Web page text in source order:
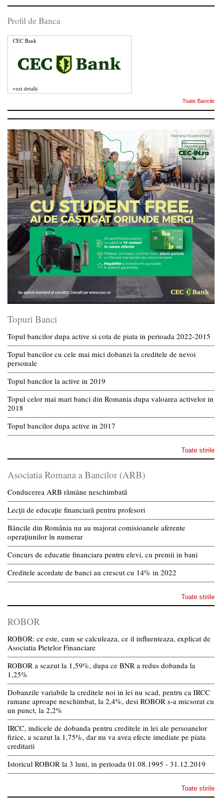
Profil de Banca
CEC Bank
vezi detalii
Toate Bancile
Topuri Banci
Topul bancilor dupa active si cota de piata in perioada 2022-2015
Topul bancilor cu cele mai mici dobanzi la creditele de nevoi
personale
Topul bancilor la active in 2019
Topul celor mai mari banci din Romania dupa valoarea activelor in
2018
Topul bancilor dupa active in 2017
Toate stirile
Asociatia Romana a Bancilor (ARB)
Conducerea ARB rămâne neschimbată
Lecții de educație financiară pentru profesori
Băncile din România nu au majorat comisioanele aferente
operațiunilor în numerar
Concurs de educatie financiara pentru elevi, cu premii in bani
Creditele acordate de banci au crescut cu 14% in 2022
Toate stirile
ROBOR
ROBOR: ce este, cum se calculeaza, ce il influenteaza, explicat de
Asociatia Pietelor Financiare
ROBOR a scazut la 1,59%, dupa ce BNR a redus dobanda la
1,25%
Dobanzile variabile la creditele noi in lei nu scad, pentru ca IRCC
ramane aproape neschimbat, la 2,4%, desi ROBOR s-a micsorat cu
un punct, la 2,2%
IRCC, indicele de dobanda pentru creditele in lei ale persoanelor
fizice, a scazut la 1,75%, dar nu va avea efecte imediate pe piata
creditarii
Istoricul ROBOR la 3 luni, in perioada 01.08.1995 - 31.12.2019
Toate stirile